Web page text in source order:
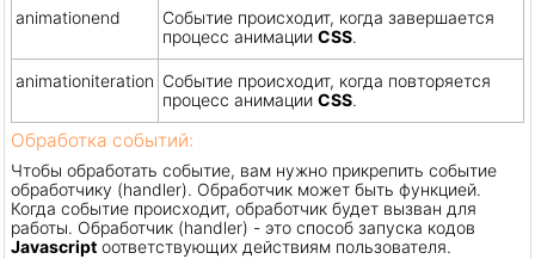
animationend
Событие происходит, когда завершается
процесс анимации CSS.
animationiteration Событие происходит, когда повторяется
процесс анимации CSS.
Обработка событий:
Чтобы обработать событие, вам нужно прикрепить событие
обработчику (handler). Обработчик может быть функцией.
Когда событие происходит, обработчик будет вызван для
работы. Обработчик (handler) - это способ запуска кодов
Javascript оответствующих действиям пользователя.